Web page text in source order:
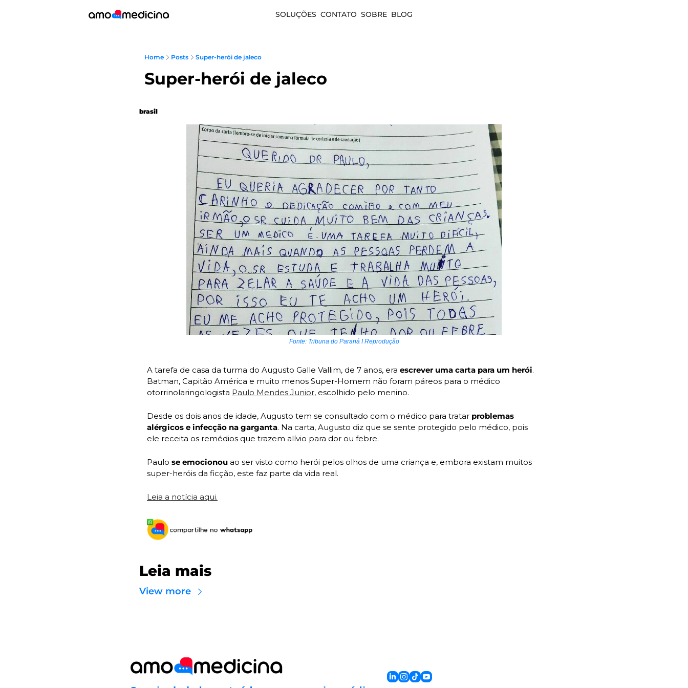
SOLUÇÕES CONTATO SOBRE BLOG
Home Posts Super-herói de jaleco
Super-herói de jaleco
brasil
Fonte: Tribuna do Paraná I Reprodução
A tarefa de casa da turma do Augusto Galle Vallim, de 7 anos, era escrever uma carta para um herói.
Batman, Capitão América e muito menos Super-Homem não foram páreos para o médico
otorrinolaringologista Paulo Mendes Junior, escolhido pelo menino.
Desde os dois anos de idade, Augusto tem se consultado com o médico para tratar problemas
alérgicos e infecção na garganta. Na carta, Augusto diz que se sente protegido pelo médico, pois
ele receita os remédios que trazem alívio para dor ou febre.
Paulo se emocionou ao ser visto como herói pelos olhos de uma criança e, embora existam muitos
super-heróis da ficção, este faz parte da vida real.
Leia a notícia aqui.
Leia mais
View more